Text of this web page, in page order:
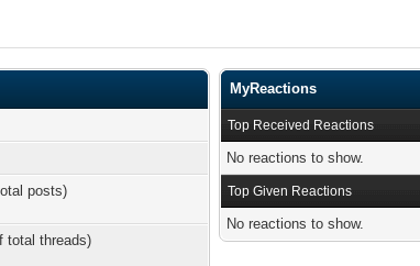
posts)
total threads)
MyReactions
Top Received Reactions
No reactions to show.
Top Given Reactions
No reactions to show.